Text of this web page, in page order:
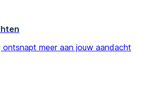
ontsnapt meer aan jouw aandacht